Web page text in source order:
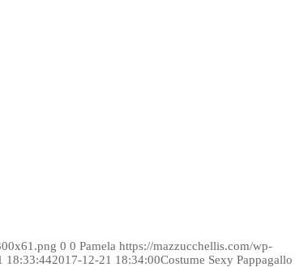
0 0 Pamela https://mazzucchellis.com/wp-
18:33:442017-12-21 18:34:00Costume Sexy